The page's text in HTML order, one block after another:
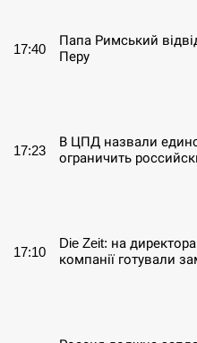
17:40
Папа Римський
Перу
17:23
В ЦПД назвали
ограничить
17:10
Die Zeit: на
компанії готували